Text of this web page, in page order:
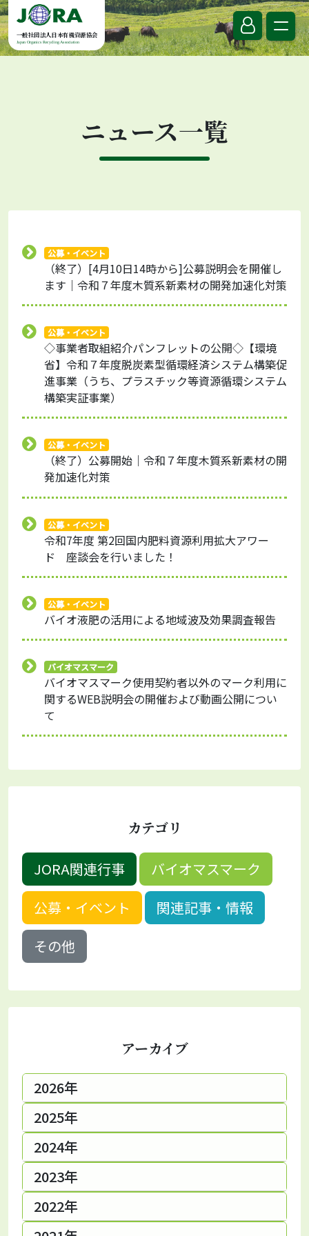
Skip to content
一般社団法人日本有機資源協会
Japan Organics Recycling Association
ニュース一覧
公募・イベント
（終了）[4月10日14時から]公募説明会を開催し
ます｜令和７年度木質系新素材の開発加速化対策
公募・イベント
◇事業者取組紹介パンフレットの公開◇【環境
省】令和７年度脱炭素型循環経済システム構築促
進事業（うち、プラスチック等資源循環システム
構築実証事業）
公募・イベント
（終了）公募開始｜令和７年度木質系新素材の開
発加速化対策
公募・イベント
令和7年度 第2回国内肥料資源利用拡大アワー
ド 座談会を行いました！
公募・イベント
バイオ液肥の活用による地域波及効果調査報告
バイオマスマーク
バイオマスマーク使用契約者以外のマーク利用に
関するWEB説明会の開催および動画公開につい
て
カテゴリ
JORA関連行事
バイオマスマーク
公募・イベント
関連記事・情報
その他
アーカイブ
2026年
2025年
2024年
2023年
2022年